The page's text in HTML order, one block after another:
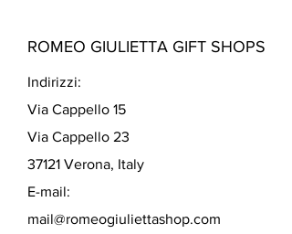
ROMEO GIULIETTA GIFT SHOPS
Indirizzi:
Via Cappello 15
Via Cappello 23
37121 Verona, Italy
E-mail:
mail@romeogiuliettashop.com